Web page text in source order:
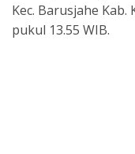
Kec. Barusjahe
pukul 13.55 WIB.